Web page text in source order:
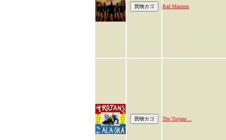
Bad Manners
The Trojans